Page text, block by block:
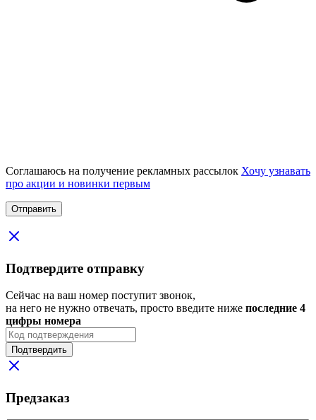
Соглашаюсь на получение рекламных рассылок Хочу узнавать
про акции и новинки первым
Подтвердите отправку
Сейчас на ваш номер поступит звонок,
на него не нужно отвечать, просто введите ниже последние 4
цифры номера
Подтвердить
Предзаказ